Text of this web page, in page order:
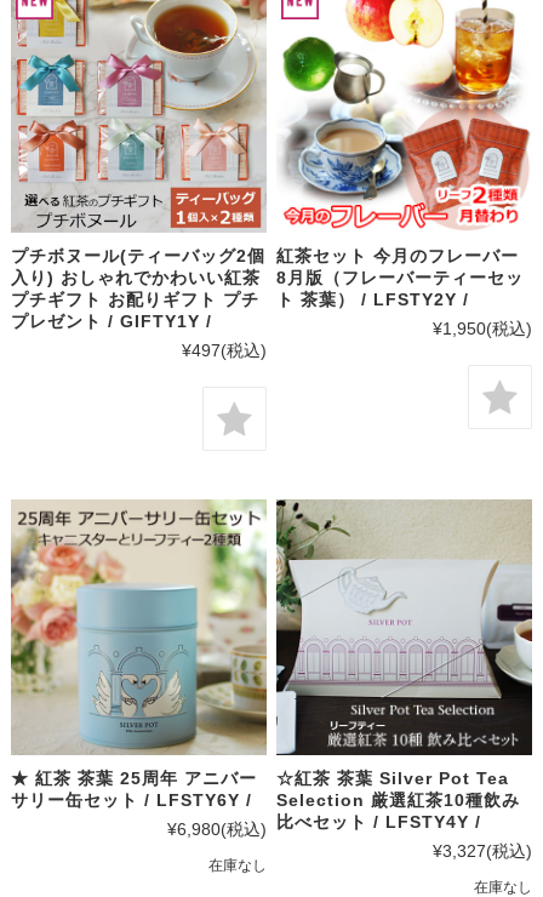
プチボヌール(ティーバッグ2個
入り) おしゃれでかわいい紅茶
プチギフト お配りギフト プチ
プレゼント / GIFTY1Y /
¥497(税込)
紅茶セット 今月のフレーバー
8月版（フレーバーティーセッ
ト 茶葉） / LFSTY2Y /
¥1,950(税込)
★ 紅茶 茶葉 25周年 アニバー
サリー缶セット / LFSTY6Y /
¥6,980(税込)
在庫なし
☆紅茶 茶葉 Silver Pot Tea
Selection 厳選紅茶10種飲み
比べセット / LFSTY4Y /
¥3,327(税込)
在庫なし